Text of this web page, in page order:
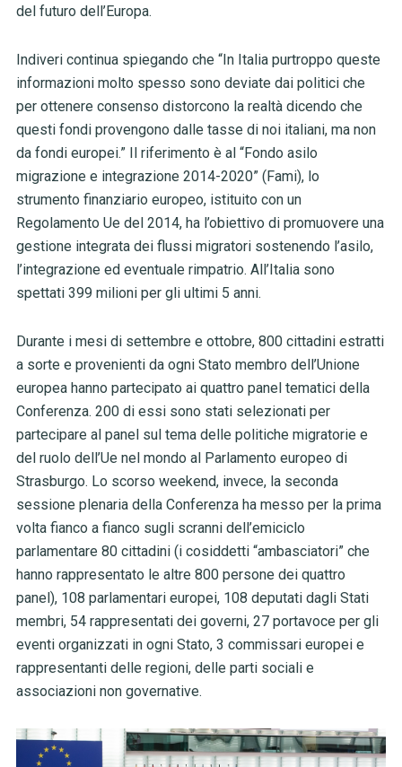
del futuro dell’Europa.
Indiveri continua spiegando che “In Italia purtroppo queste
informazioni molto spesso sono deviate dai politici che
per ottenere consenso distorcono la realtà dicendo che
questi fondi provengono dalle tasse di noi italiani, ma non
da fondi europei.” Il riferimento è al “Fondo asilo
migrazione e integrazione 2014-2020” (Fami), lo
strumento finanziario europeo, istituito con un
Regolamento Ue del 2014, ha l’obiettivo di promuovere una
gestione integrata dei flussi migratori sostenendo l’asilo,
l’integrazione ed eventuale rimpatrio. All’Italia sono
spettati 399 milioni per gli ultimi 5 anni.
Durante i mesi di settembre e ottobre, 800 cittadini estratti
a sorte e provenienti da ogni Stato membro dell’Unione
europea hanno partecipato ai quattro panel tematici della
Conferenza. 200 di essi sono stati selezionati per
partecipare al panel sul tema delle politiche migratorie e
del ruolo dell’Ue nel mondo al Parlamento europeo di
Strasburgo. Lo scorso weekend, invece, la seconda
sessione plenaria della Conferenza ha messo per la prima
volta fianco a fianco sugli scranni dell’emiciclo
parlamentare 80 cittadini (i cosiddetti “ambasciatori” che
hanno rappresentato le altre 800 persone dei quattro
panel), 108 parlamentari europei, 108 deputati dagli Stati
membri, 54 rappresentati dei governi, 27 portavoce per gli
eventi organizzati in ogni Stato, 3 commissari europei e
rappresentanti delle regioni, delle parti sociali e
associazioni non governative.